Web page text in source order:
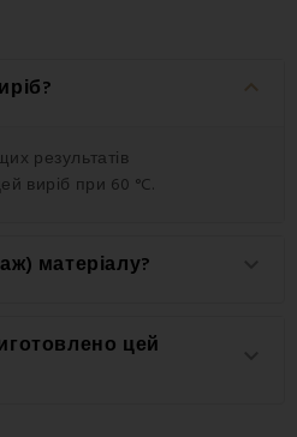
keyboard_arrow_down
результатів
виріб при 60 °C.
матеріалу?
для цього виробу,
цей